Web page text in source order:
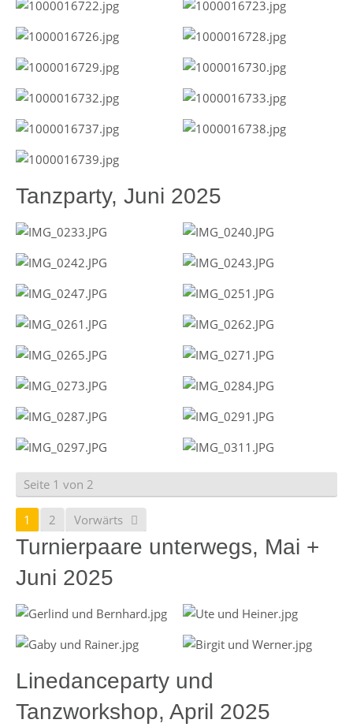
Tanzparty, Juni 2025
Seite 1 von 2
1 2 Vorwärts
Turnierpaare unterwegs, Mai +
Juni 2025
Linedanceparty und
Tanzworkshop, April 2025